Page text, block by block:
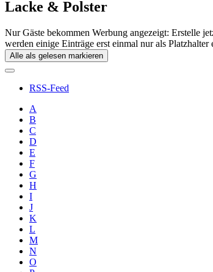
Lacke & Polster
Nur Gäste bekommen Werbung angezeigt: Erstelle
werden einige Einträge erst einmal nur als
Alle als gelesen markieren
RSS-Feed
A
B
C
D
E
F
G
H
I
J
K
L
M
N
O